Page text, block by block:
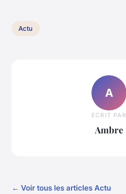
Actu
A
ECRIT PAR
Ambre
← Voir tous les articles Actu